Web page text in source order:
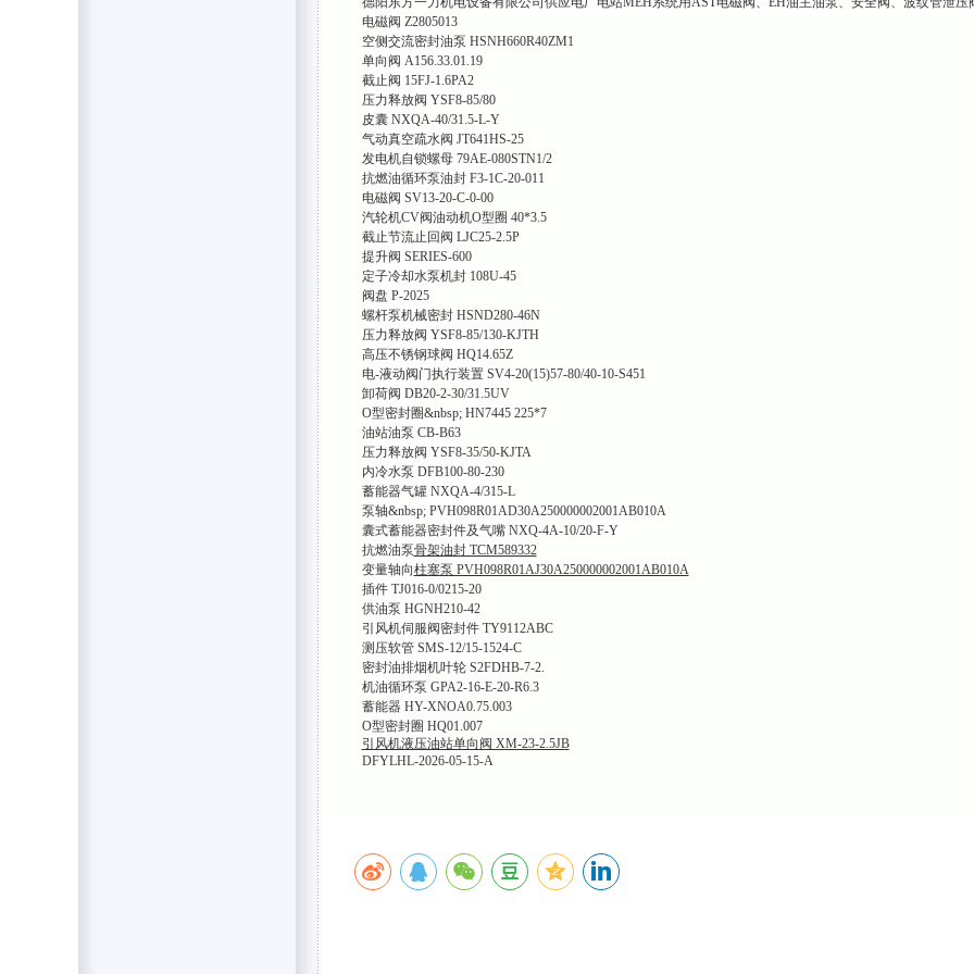
电磁阀 Z2805013
空侧交流密封油泵 HSNH660R40ZM1
单向阀 A156.33.01.19
截止阀 15FJ-1.6PA2
压力释放阀 YSF8-85/80
皮囊 NXQA-40/31.5-L-Y
气动真空疏水阀 JT641HS-25
发电机自锁螺母 79AE-080STN1/2
抗燃油循环泵油封 F3-1C-20-011
电磁阀 SV13-20-C-0-00
汽轮机CV阀油动机O型圈 40*3.5
截止节流止回阀 LJC25-2.5P
提升阀 SERIES-600
定子冷却水泵机封 108U-45
阀盘 P-2025
螺杆泵机械密封 HSND280-46N
压力释放阀 YSF8-85/130-KJTH
高压不锈钢球阀 HQ14.65Z
电-液动阀门执行装置 SV4-20(15)57-80/40-10-S451
卸荷阀 DB20-2-30/31.5UV
O型密封圈&nbsp; HN7445 225*7
油站油泵 CB-B63
压力释放阀 YSF8-35/50-KJTA
内冷水泵 DFB100-80-230
蓄能器气罐 NXQA-4/315-L
泵轴&nbsp; PVH098R01AD30A250000002001AB010A
囊式蓄能器密封件及气嘴 NXQ-4A-10/20-F-Y
抗燃油泵骨架油封 TCM589332
变量轴向柱塞泵 PVH098R01AJ30A250000002001AB010A
插件 TJ016-0/0215-20
供油泵 HGNH210-42
引风机伺服阀密封件 TY9112ABC
测压软管 SMS-12/15-1524-C
密封油排烟机叶轮 S2FDHB-7-2.
机油循环泵 GPA2-16-E-20-R6.3
蓄能器 HY-XNOA0.75.003
O型密封圈 HQ01.007
引风机液压油站单向阀 XM-23-2.5JB
DFYLHL-2026-05-15-A